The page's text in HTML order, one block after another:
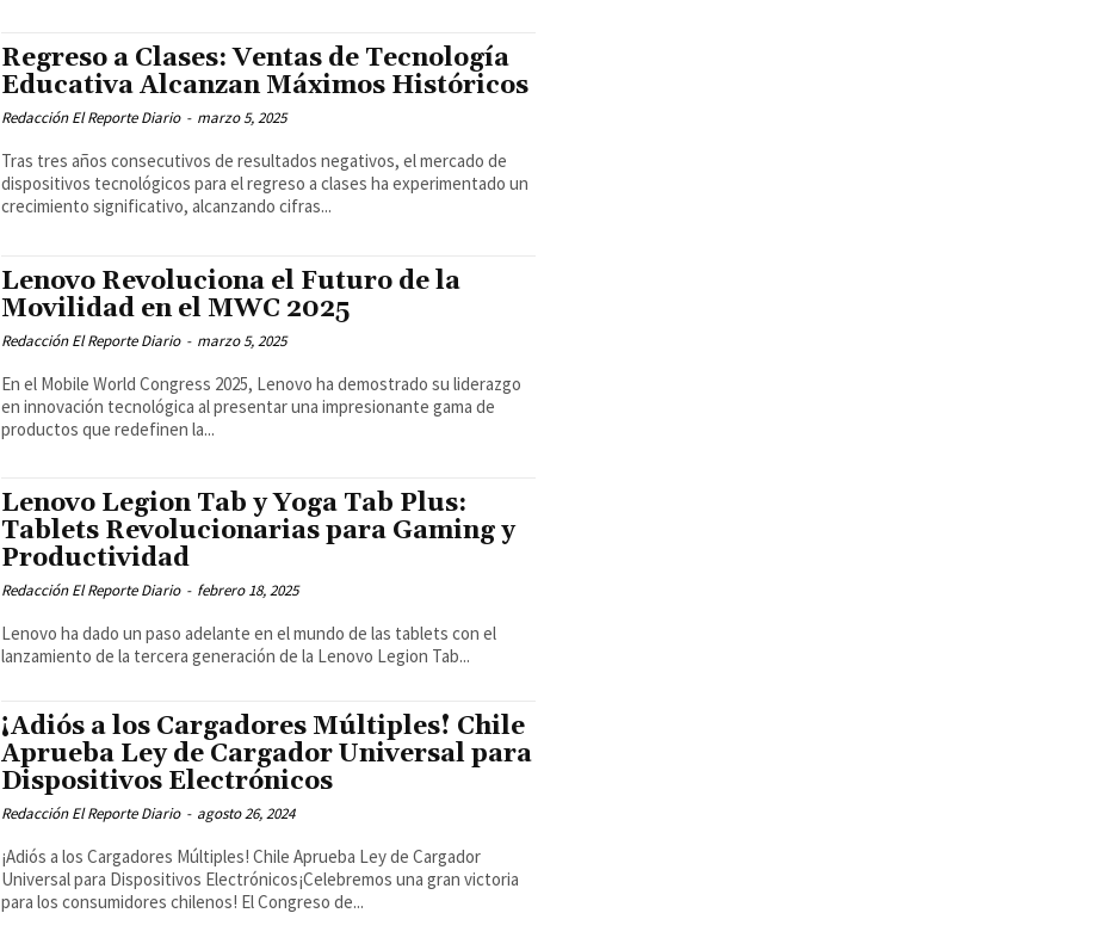
Regreso a Clases: Ventas de Tecnología
Educativa Alcanzan Máximos Históricos
Redacción El Reporte Diario - marzo 5, 2025
Tras tres años consecutivos de resultados negativos, el mercado de
dispositivos tecnológicos para el regreso a clases ha experimentado un
crecimiento significativo, alcanzando cifras...
Lenovo Revoluciona el Futuro de la
Movilidad en el MWC 2025
Redacción El Reporte Diario - marzo 5, 2025
En el Mobile World Congress 2025, Lenovo ha demostrado su liderazgo
en innovación tecnológica al presentar una impresionante gama de
productos que redefinen la...
Lenovo Legion Tab y Yoga Tab Plus:
Tablets Revolucionarias para Gaming y
Productividad
Redacción El Reporte Diario - febrero 18, 2025
Lenovo ha dado un paso adelante en el mundo de las tablets con el
lanzamiento de la tercera generación de la Lenovo Legion Tab...
¡Adiós a los Cargadores Múltiples! Chile
Aprueba Ley de Cargador Universal para
Dispositivos Electrónicos
Redacción El Reporte Diario - agosto 26, 2024
¡Adiós a los Cargadores Múltiples! Chile Aprueba Ley de Cargador
Universal para Dispositivos Electrónicos¡Celebremos una gran victoria
para los consumidores chilenos! El Congreso de...